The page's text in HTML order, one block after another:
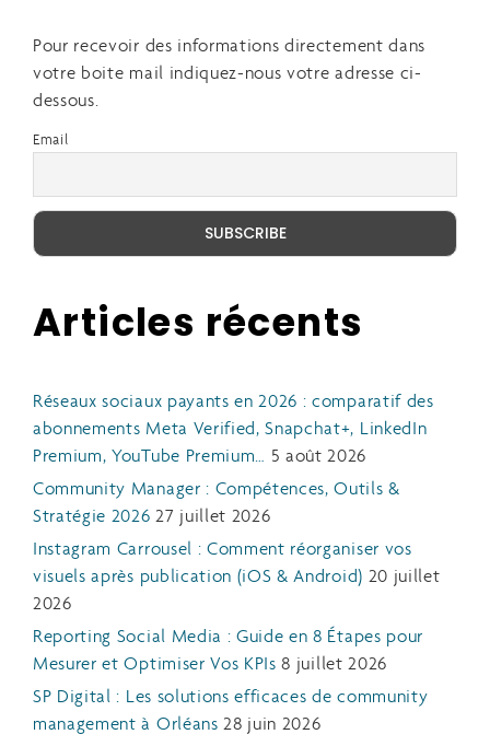
Pour recevoir des informations directement dans
votre boite mail indiquez-nous votre adresse ci-
dessous.
Email
Articles récents
Réseaux sociaux payants en 2026 : comparatif des
abonnements Meta Verified, Snapchat+, LinkedIn
Premium, YouTube Premium… 5 août 2026
Community Manager : Compétences, Outils &
Stratégie 2026 27 juillet 2026
Instagram Carrousel : Comment réorganiser vos
visuels après publication (iOS & Android) 20 juillet
2026
Reporting Social Media : Guide en 8 Étapes pour
Mesurer et Optimiser Vos KPIs 8 juillet 2026
SP Digital : Les solutions efficaces de community
management à Orléans 28 juin 2026